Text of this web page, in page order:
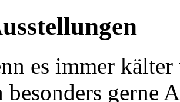
es immer
besonders gerne